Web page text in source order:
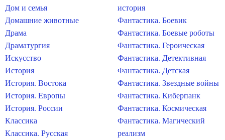
Дом и семья
Домашние животные
Драма
Драматургия
Искусство
История
История. Востока
История. Европы
История. России
Классика
Классика. Русская
история
Фантастика. Боевик
Фантастика. Боевые роботы
Фантастика. Героическая
Фантастика. Детективная
Фантастика. Детская
Фантастика. Звездные войны
Фантастика. Киберпанк
Фантастика. Космическая
Фантастика. Магический
реализм